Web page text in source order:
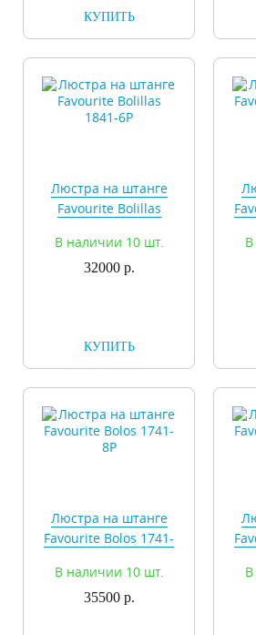
КУПИТЬ
Люстра на штанге
Favourite Bolillas
В наличии 10 шт.
32000 р.
КУПИТЬ
Люстра на штанге
Favourite Bolos 1741-
В наличии 10 шт.
35500 р.